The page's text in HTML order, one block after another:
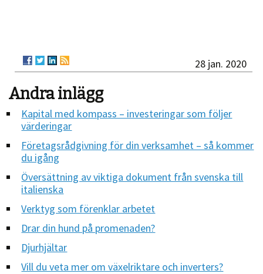
28 jan. 2020
Andra inlägg
Kapital med kompass – investeringar som följer
värderingar
Företagsrådgivning för din verksamhet – så kommer
du igång
Översättning av viktiga dokument från svenska till
italienska
Verktyg som förenklar arbetet
Drar din hund på promenaden?
Djurhjältar
Vill du veta mer om växelriktare och inverters?